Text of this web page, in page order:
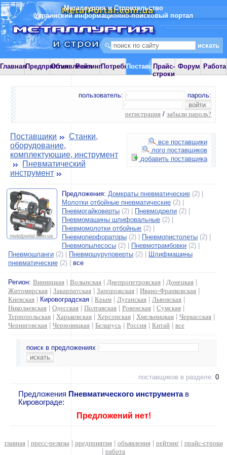
Металлургия и Строительство
Украинский информационно-поисковый портал
ГлавнаяПредприятияОбъявления
РейтингПотребностиПоставщики
Прайс-
строки
Форум Работа
пользователь: пароль:
регистрация / забыли пароль?
все поставщики
лого поставщиков
добавить поставщика
Поставщики
Станки,
оборудование,
комплектующие, инструмент
Пневматический
инструмент
Предложения: Домкраты пневматические (2) |
Молотки отбойные пневматические (2) |
Пневмогайковерты (2) | Пневмодрели (2) |
Пневмомашины шлифовальные (2) |
Пневмомолотки отбойные (2) |
Пневмоперфораторы (2) | Пневмопистолеты (2) |
Пневмопылесосы (2) | Пневмотрамбовки (2) |
Пневмошланги (2) | Пневмошуруповерты (2) |
Шлифмашины
пневматические (2) | все
Регион: Винницкая Волынская Днепропетровская Донецкая
Житомирская
Закарпатская Запорожская Ивано-Франковская
Киевская
Кировоградская Крым Луганская Львовская
Николаевская
Одесская Полтавская Ровенская Сумская
Тернопольская
Харьковская Херсонская Хмельницкая Черкасская
Черниговская
Черновицкая Беларусь Россия Китай все
поиск в предложениях
поставщиков в разделе: 0
Предложения Пневматического инструментав
Кировограде:
Предложений нет!
главная| пресс-релизы | предприятия| объявления| рейтинг| прайс-строки
работа